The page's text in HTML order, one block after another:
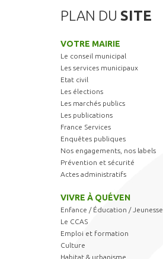
PLAN DU SITE
VOTRE MAIRIE
Le conseil municipal
Les services municipaux
Etat civil
Les élections
Les marchés publics
Les publications
France Services
Enquêtes publiques
Nos engagements, nos labels
Prévention et sécurité
Actes administratifs
VIVRE À QUÉVEN
Enfance / Éducation / Jeunesse
Le CCAS
Emploi et formation
Culture
Habitat & urbanisme